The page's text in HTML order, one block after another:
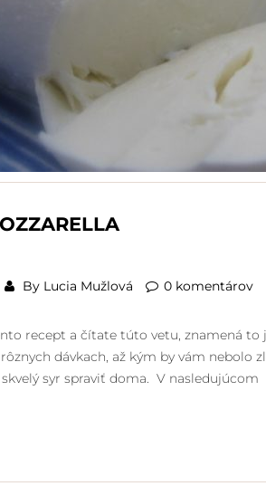
By Lucia Mužlová 0 komentárov
recept a čítate túto vetu, znamená to
dávkach, až kým by vám nebolo
syr spraviť doma. V nasledujúcom